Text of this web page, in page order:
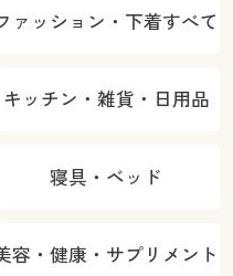
ァッション・下着すべて
キッチン・雑貨・日用品
寝具・ベッド
容・健康・サプリメント